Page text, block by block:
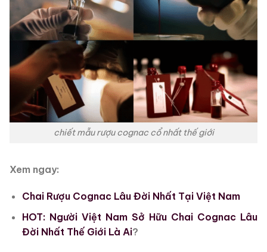
chiết mẫu rượu cognac cổ nhất thế giới
Xem ngay:
Chai Rượu Cognac Lâu Đời Nhất Tại Việt Nam
HOT: Người Việt Nam Sở Hữu Chai Cognac Lâu
Đời Nhất Thế Giới Là Ai?